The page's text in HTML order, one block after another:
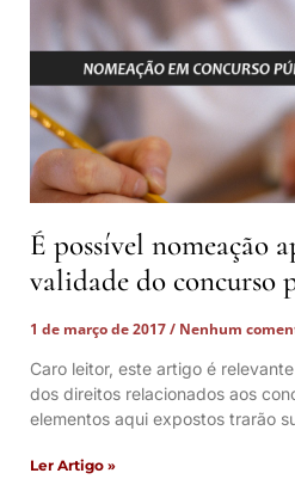
É possível nomeação
validade do concurso
1 de março de 2017
Nenhum
Caro leitor, este artigo é
dos direitos relacionados aos
elementos aqui expostos trarão
Ler Artigo »